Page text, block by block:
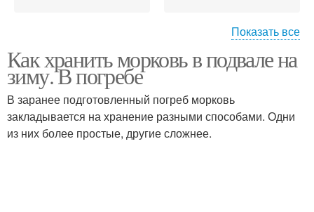
Правильное хранение Хранения в холоде
Закладки на хранение Хранения в погребе
Показать все
Как хранить морковь в подвале на
зиму. В погребе
В заранее подготовленный погреб морковь
закладывается на хранение разными способами. Одни
из них более простые, другие сложнее.